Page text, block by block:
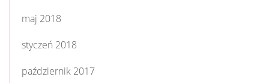
maj 2018
styczeń 2018
październik 2017